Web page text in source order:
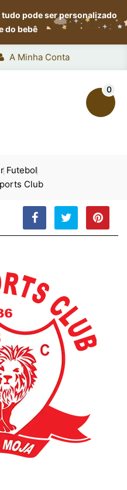
tudo pode ser personalizado
do bebê
A Minha Conta
0
Futebol
Club